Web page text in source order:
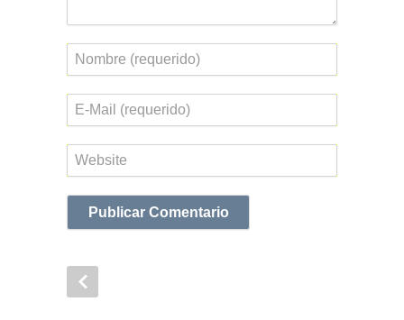
Nombre
Correo
electrónico
Web